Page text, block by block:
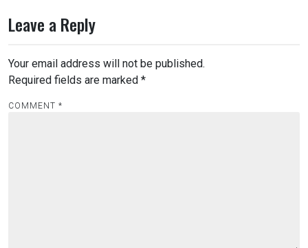
Leave a Reply
Your email address will not be published.
Required fields are marked *
COMMENT *